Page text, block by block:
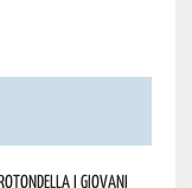
i giovani